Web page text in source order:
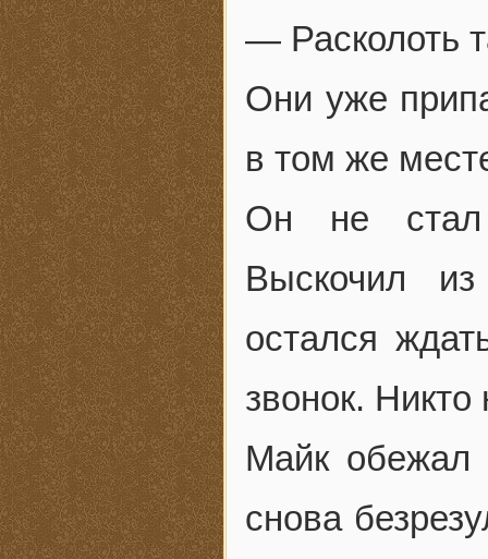
— Расколоть
Они уже
в том же
Он не стал
Выскочил
остался
звонок. Никто
Майк
снова